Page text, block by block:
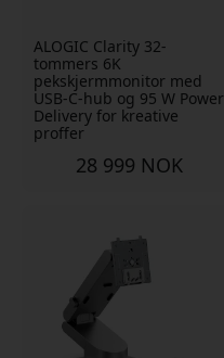
ALOGIC Clarity 32-
tommers 6K
pekskjermmonitor med
USB-C-hub og 95 W Power
Delivery for kreative
proffer
28 999 NOK